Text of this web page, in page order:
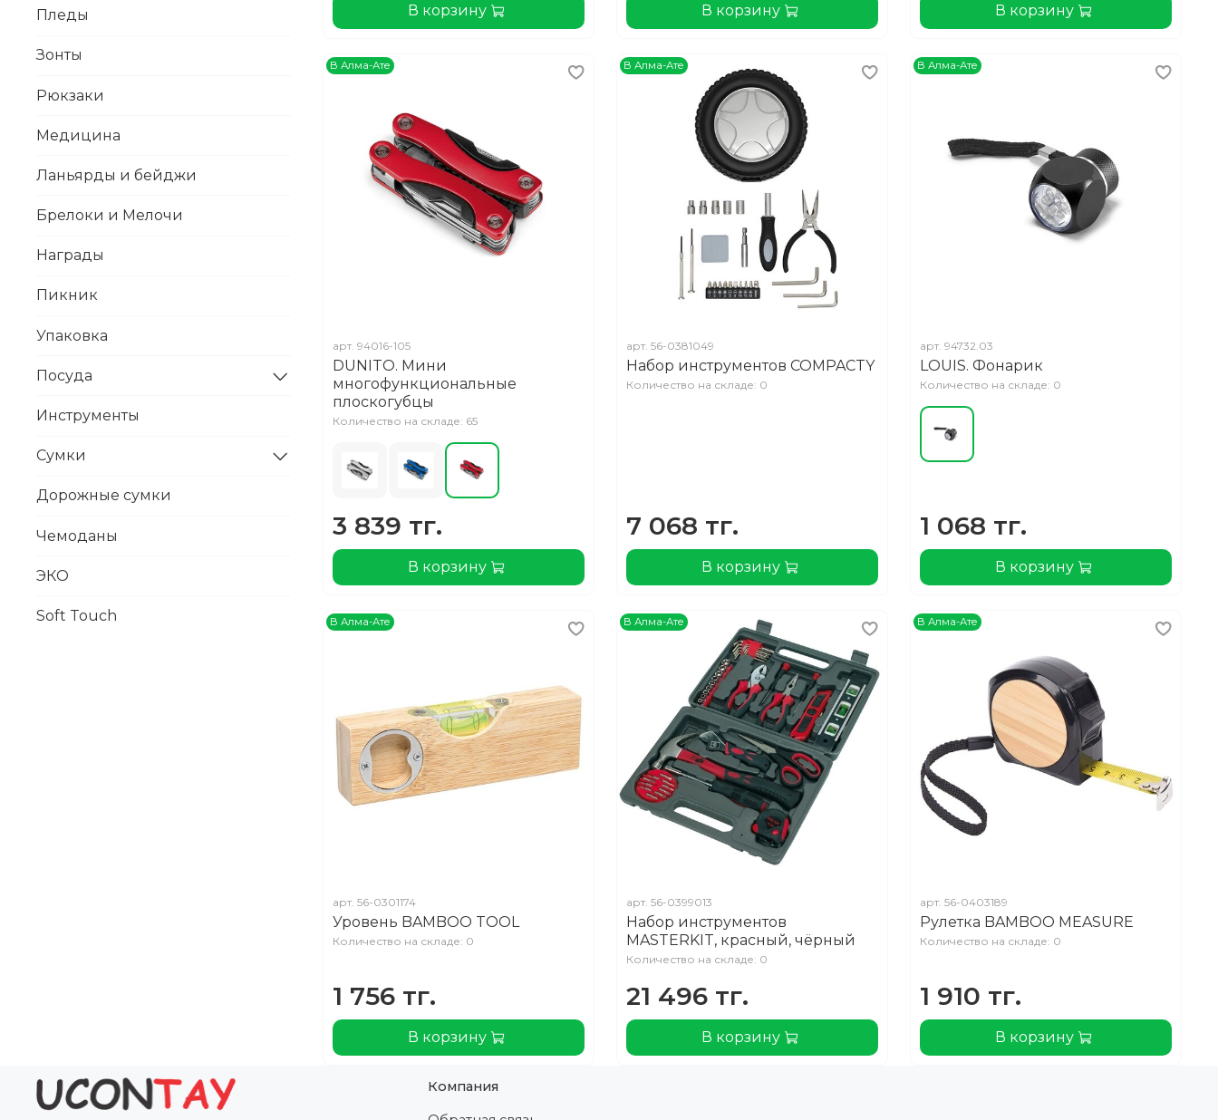
В корзину В корзину В корзину
В Алма-Ате
арт. 94016-105
DUNITO. Мини
многофункциональные
плоскогубцы
Количество на складе: 65
3 839 тг.
В корзину
В Алма-Ате
арт. 56-0381049
Набор инструментов COMPACTY
Количество на складе: 0
7 068 тг.
В корзину
В Алма-Ате
арт. 94732.03
LOUIS. Фонарик
Количество на складе: 0
1 068 тг.
В корзину
В Алма-Ате
арт. 56-0301174
Уровень BAMBOO TOOL
Количество на складе: 0
1 756 тг.
В корзину
В Алма-Ате
арт. 56-0399013
Набор инструментов
MASTERKIT, красный, чёрный
Количество на складе: 0
21 496 тг.
В корзину
В Алма-Ате
арт. 56-0403189
Рулетка BAMBOO MEASURE
Количество на складе: 0
1 910 тг.
В корзину
Пледы
Зонты
Рюкзаки
Медицина
Ланьярды и бейджи
Брелоки и Мелочи
Награды
Пикник
Упаковка
Посуда
Инструменты
Сумки
Дорожные сумки
Чемоданы
ЭКО
Soft Touch
Компания